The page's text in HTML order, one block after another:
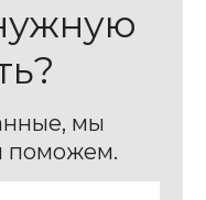
мы
поможем.